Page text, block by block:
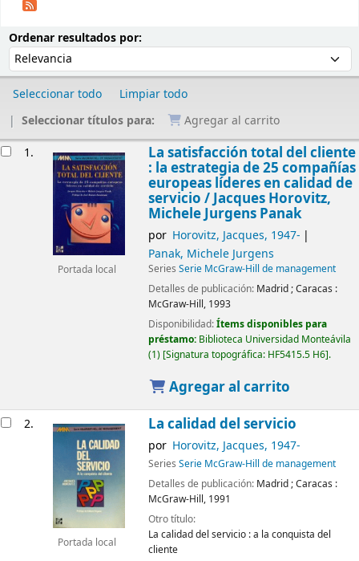
Ordenar resultados por:
Seleccionar todo
Limpiar todo
Seleccionar títulos para:
Agregar al carrito
1.
Portada local
La satisfacción total del cliente
: la estrategia de 25 compañías
europeas líderes en calidad de
servicio /Jacques Horovitz,
Michele Jurgens Panak
por Horovitz, Jacques, 1947-
Panak, Michele Jurgens
Series Serie McGraw-Hill de management
Detalles de publicación: Madrid ; Caracas :
McGraw-Hill, 1993
Disponibilidad:Ítems disponibles para
préstamo: Biblioteca Universidad Monteávila
(1) Signatura topográfica: HF5415.5 H6 .
Agregar al carrito
2.
Portada local
La calidad del servicio
por Horovitz, Jacques, 1947-
Series Serie McGraw-Hill de management
Detalles de publicación: Madrid ; Caracas :
McGraw-Hill, 1991
Otro título:
La calidad del servicio : a la conquista del
cliente